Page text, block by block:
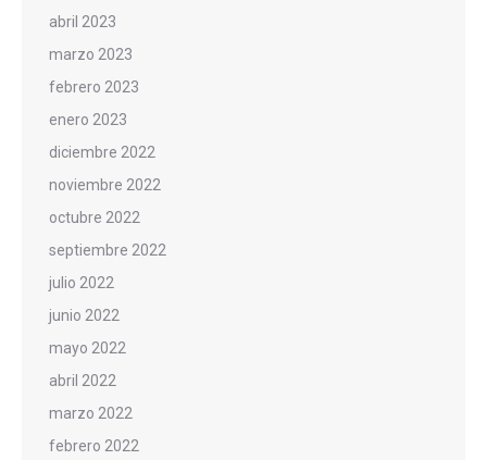
abril 2023
marzo 2023
febrero 2023
enero 2023
diciembre 2022
noviembre 2022
octubre 2022
septiembre 2022
julio 2022
junio 2022
mayo 2022
abril 2022
marzo 2022
febrero 2022